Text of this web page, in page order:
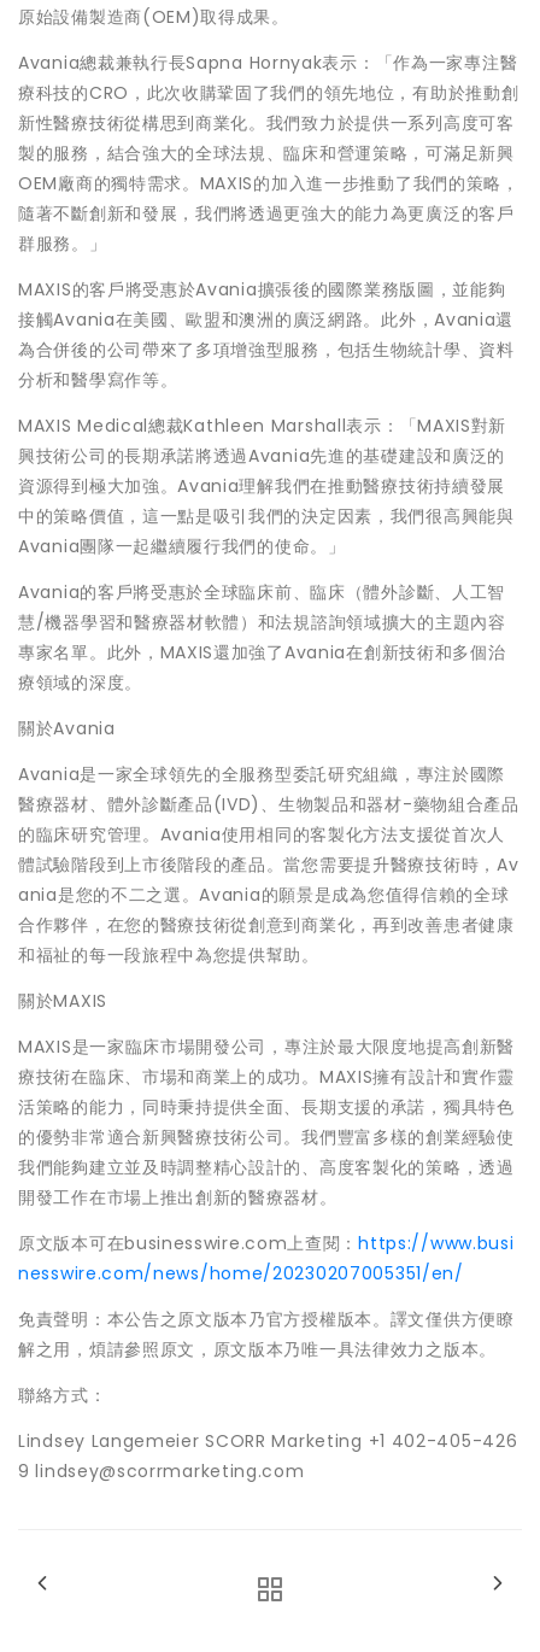
原始設備製造商(OEM)取得成果。
Avania總裁兼執行長Sapna Hornyak表示：「作為一家專注醫
療科技的CRO，此次收購鞏固了我們的領先地位，有助於推動創
新性醫療技術從構思到商業化。我們致力於提供一系列高度可客
製的服務，結合強大的全球法規、臨床和營運策略，可滿足新興
OEM廠商的獨特需求。MAXIS的加入進一步推動了我們的策略，
隨著不斷創新和發展，我們將透過更強大的能力為更廣泛的客戶
群服務。」
MAXIS的客戶將受惠於Avania擴張後的國際業務版圖，並能夠
接觸Avania在美國、歐盟和澳洲的廣泛網路。此外，Avania還
為合併後的公司帶來了多項增強型服務，包括生物統計學、資料
分析和醫學寫作等。
MAXIS Medical總裁Kathleen Marshall表示：「MAXIS對新
興技術公司的長期承諾將透過Avania先進的基礎建設和廣泛的
資源得到極大加強。Avania理解我們在推動醫療技術持續發展
中的策略價值，這一點是吸引我們的決定因素，我們很高興能與
Avania團隊一起繼續履行我們的使命。」
Avania的客戶將受惠於全球臨床前、臨床（體外診斷、人工智
慧/機器學習和醫療器材軟體）和法規諮詢領域擴大的主題內容
專家名單。此外，MAXIS還加強了Avania在創新技術和多個治
療領域的深度。
關於Avania
Avania是一家全球領先的全服務型委託研究組織，專注於國際
醫療器材、體外診斷產品(IVD)、生物製品和器材-藥物組合產品
的臨床研究管理。Avania使用相同的客製化方法支援從首次人
體試驗階段到上市後階段的產品。當您需要提升醫療技術時，Av
ania是您的不二之選。Avania的願景是成為您值得信賴的全球
合作夥伴，在您的醫療技術從創意到商業化，再到改善患者健康
和福祉的每一段旅程中為您提供幫助。
關於MAXIS
MAXIS是一家臨床市場開發公司，專注於最大限度地提高創新醫
療技術在臨床、市場和商業上的成功。MAXIS擁有設計和實作靈
活策略的能力，同時秉持提供全面、長期支援的承諾，獨具特色
的優勢非常適合新興醫療技術公司。我們豐富多樣的創業經驗使
我們能夠建立並及時調整精心設計的、高度客製化的策略，透過
開發工作在市場上推出創新的醫療器材。
原文版本可在businesswire.com上查閱：https://www.busi
nesswire.com/news/home/20230207005351/en/
免責聲明：本公告之原文版本乃官方授權版本。譯文僅供方便瞭
解之用，煩請參照原文，原文版本乃唯一具法律效力之版本。
聯絡方式：
Lindsey Langemeier SCORR Marketing +1 402-405-426
9 lindsey@scorrmarketing.com